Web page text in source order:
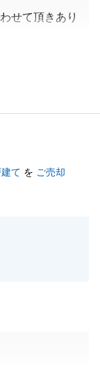
せて頂きあり
ご不安だった
を迎える事が
ました。また
建て を ご売却